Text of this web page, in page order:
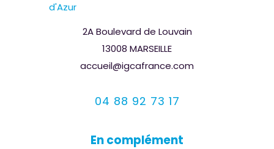
d'Azur
2A Boulevard de Louvain
13008 MARSEILLE
accueil@igcafrance.com
04 88 92 73 17
En complément